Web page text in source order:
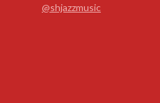
@shjazzmusic